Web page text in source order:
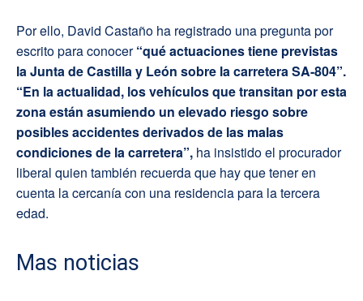
Por ello, David Castaño ha registrado una pregunta por
escrito para conocer“qué actuaciones tiene previstas
la Junta de Castilla y León sobre la carretera SA-804”.
“En la actualidad, los vehículos que transitan por esta
zona están asumiendo un elevado riesgo sobre
posibles accidentes derivados de las malas
condiciones de la carretera”, ha insistido el procurador
liberal quien también recuerda que hay que tener en
cuenta la cercanía con una residencia para la tercera
edad.
Mas noticias